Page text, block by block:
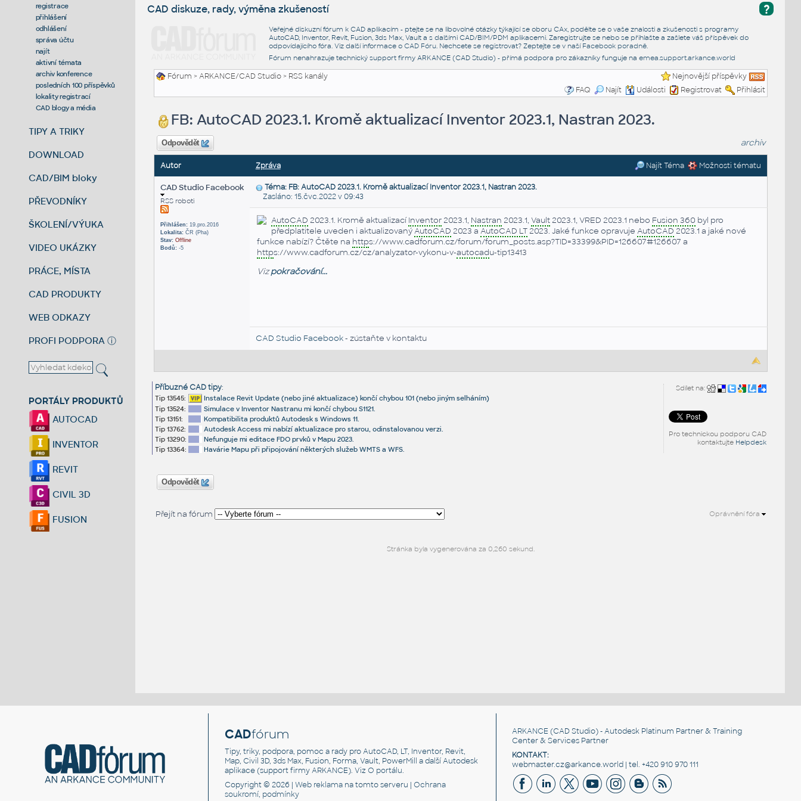
registrace
přihlášení
odhlášení
správa účtu
najít
aktivní témata
archiv konference
posledních 100 příspěvků
lokality registrací
CAD blogy a média
TIPY A TRIKY
DOWNLOAD
CAD/BIM bloky
PŘEVODNÍKY
ŠKOLENÍ/VÝUKA
VIDEO UKÁZKY
PRÁCE, MÍSTA
CAD PRODUKTY
WEB ODKAZY
PROFI PODPORA ⓘ
PORTÁLY PRODUKTŮ
AUTOCAD
INVENTOR
REVIT
CIVIL 3D
FUSION
?
CAD diskuze, rady, výměna zkušeností
Veřejné diskuzní fórum k CAD aplikacím - ptejte se na libovolné otázky týkající se oboru CAx, podělte se o vaše znalosti a zkušenosti s programy
AutoCAD, Inventor, Revit, Fusion, 3ds Max, Vault a s dalšími CAD/BIM/PDM aplikacemi. Zaregistrujte se nebo se přihlašte a zašlete váš příspěvek do
odpovídajícího fóra. Viz další informace o CAD Fóru. Nechcete se registrovat? Zeptejte se v naší Facebook poradně.
Fórum nenahrazuje technický support firmy ARKANCE (CAD Studio) - přímá podpora pro zákazníky funguje na emea.support.arkance.world
Fórum >ARKANCE/CAD Studio> RSS kanály
Nejnovější příspěvky
FAQ
Najít Události Registrovat Přihlásit
FB: AutoCAD 2023.1. Kromě aktualizací Inventor 2023.1, Nastran 2023.
Odpovědět archiv
Autor Zpráva Najít Téma Možnosti tématu
CAD Studio Facebook
RSS roboti
Přihlášen:19.pro.2016
Lokalita:ČR (Pha)
Stav: Offline
Bodů:-5
Téma: FB: AutoCAD 2023.1. Kromě aktualizací Inventor 2023.1, Nastran 2023.
Zasláno: 15.čvc.2022 v 09:43
AutoCAD 2023.1. Kromě aktualizacíInventor2023.1, Nastran 2023.1,Vault2023.1, VRED 2023.1 nebo Fusion 360 byl pro
předplatitele uveden i aktualizovanýAutoCAD 2023 a AutoCAD LT2023. Jaké funkce opravuje AutoCAD 2023.1 a jaké nové
funkce nabízí? Čtěte na https://www.cadforum.cz/forum/forum_posts.asp?TID=33399&PID=126607#126607 a
https://www.cadforum.cz/cz/analyzator-vykonu-v-autocadu-tip13413
Vizpokračování...
CAD Studio Facebook- zústaňte v kontaktu
Sdílet na:
Pro technickou podporu CAD
kontaktujte Helpdesk
Příbuzné CAD tipy:
Tip 13545:
Instalace Revit Update (nebo jiné aktualizace) končí chybou 101 (nebo jiným selháním)
Tip 13524:
Simulace v Inventor Nastranu mi končí chybou S1121.
Tip 13151:
Kompatibilita produktů Autodesk s Windows 11.
Tip 13762:
Autodesk Access mi nabízí aktualizace pro starou, odinstalovanou verzi.
Tip 13290:
Nefunguje mi editace FDO prvků v Mapu 2023.
Tip 13364:
Havárie Mapu při připojování některých služeb WMTS a WFS.
Odpovědět
Přejít na fórum Oprávnění fóra
Stránka byla vygenerována za 0,260 sekund.
CADfórum
Tipy, triky, podpora, pomoc a rady pro AutoCAD, LT, Inventor, Revit,
Map, Civil 3D, 3ds Max, Fusion, Forma, Vault, PowerMill a další Autodesk
aplikace (support firmy ARKANCE). VizO portálu.
Copyright © 2026 |Web reklama na tomto serveru |Ochrana
soukromí, podmínky
ARKANCE (CAD Studio) - Autodesk Platinum Partner & Training
Center & Services Partner
KONTAKT:
webmaster.cz@arkance.world | tel. +420 910 970 111